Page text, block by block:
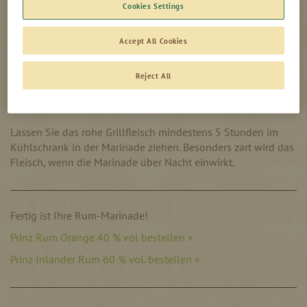
IN CA. 10 MINUTEN ZUBEREITET:
Stellen Sie eine Schüssel in warmes Wasser und geben Sie
den Ahornsirup dazu. Verrühren Sie den Sirup zuerst mit dem
Rum. Geben Sie dann die übrigen Zutaten hinzu und nehmen
Lassen Sie das rohe Grillfleisch mindestens 5 Stunden im
Kühlschrank in der Marinade ziehen. Besonders zart wird das
Fleisch, wenn die Marinade über Nacht einwirkt.
Fertig ist Ihre Rum-Marinade!
Prinz Rum Orange 40 % vol bestellen »
Prinz Inländer Rum 60 % vol. bestellen »
Cookies Settings
Reject All
Accept All Cookies